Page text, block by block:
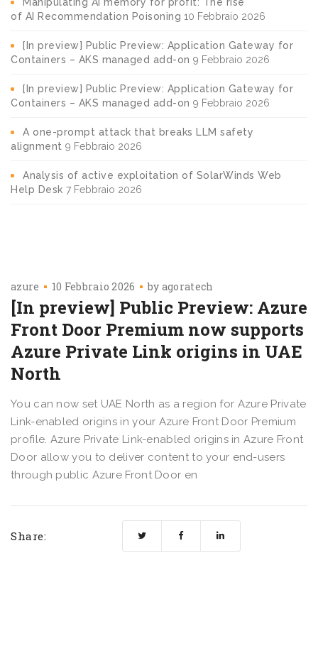
of AI Recommendation Poisoning 10 Febbraio 2026
[In preview] Public Preview: Application Gateway for
Containers – AKS managed add-on 9 Febbraio 2026
[In preview] Public Preview: Application Gateway for
Containers – AKS managed add-on 9 Febbraio 2026
A one-prompt attack that breaks LLM safety
alignment 9 Febbraio 2026
Analysis of active exploitation of SolarWinds Web
Help Desk 7 Febbraio 2026
azure 10 Febbraio 2026 by agoratech
[In preview] Public Preview: Azure
Front Door Premium now supports
Azure Private Link origins in UAE
North
You can now set UAE North as a region for Azure Private
Link-enabled origins in your Azure Front Door Premium
profile. Azure Private Link-enabled origins in Azure Front
Door allow you to deliver content to your end-users
through public Azure Front Door en
Share: